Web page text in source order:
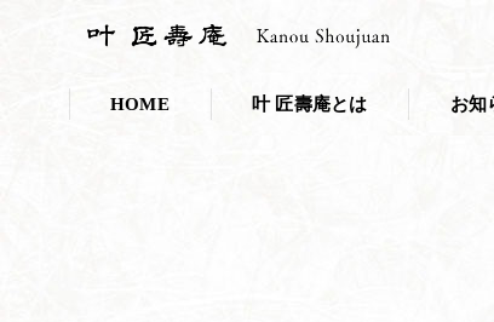
HOME 叶 匠壽庵とは お知